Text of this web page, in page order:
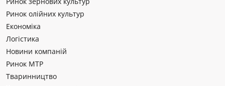
Ринок олійних культур
Економіка
Логістика
Новини компаній
Ринок МТР
Тваринництво